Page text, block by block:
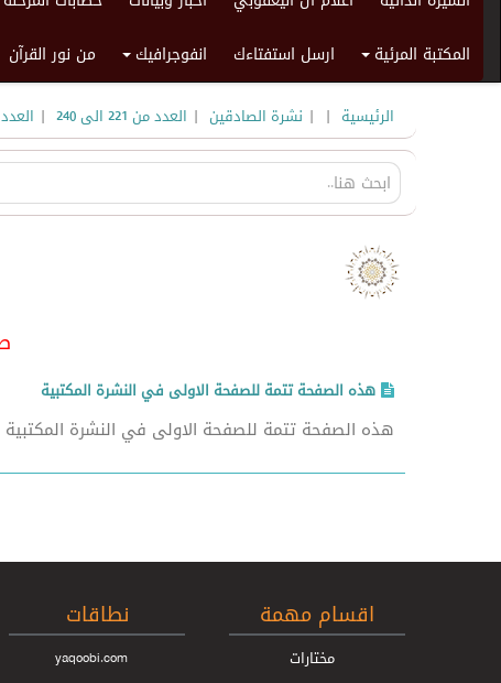
المكتبة المرئية ارسل استفتاءك انفوجرافيك من نور القرآن
الرئيسية |
| نشرة الصادقين | العدد من 221 الى 240 |
هذه الصفحة تتمة للصفحة الاولى في النشرة المكتبية
هذه الصفحة تتمة للصفحة الاولى في النشرة
اقسام مهمة
مختارات
نطاقات
yaqoobi.com